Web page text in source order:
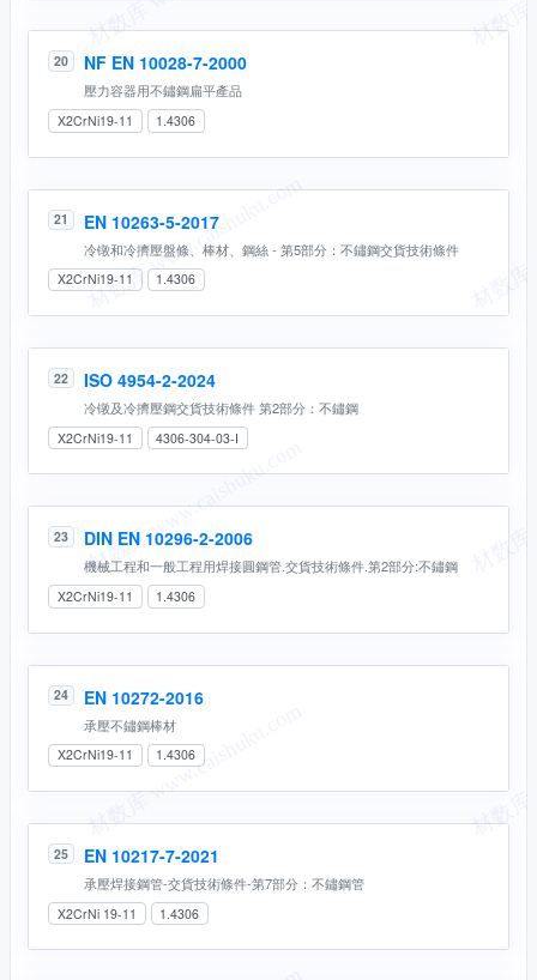
20 NF EN 10028-7-2000
壓力容器用不鏽鋼扁平產品
X2CrNi19-11 1.4306
21 EN 10263-5-2017
冷镦和冷擠壓盤條、棒材、鋼絲 - 第5部分：不鏽鋼交貨技術條件
X2CrNi19-11 1.4306
22 ISO 4954-2-2024
冷镦及冷擠壓鋼交貨技術條件 第2部分：不鏽鋼
X2CrNi19-11 4306-304-03-I
23 DIN EN 10296-2-2006
機械工程和一般工程用焊接圓鋼管.交貨技術條件.第2部分:不鏽鋼
X2CrNi19-11 1.4306
24 EN 10272-2016
承壓不鏽鋼棒材
X2CrNi19-11 1.4306
25 EN 10217-7-2021
承壓焊接鋼管-交貨技術條件-第7部分：不鏽鋼管
X2CrNi 19-11 1.4306